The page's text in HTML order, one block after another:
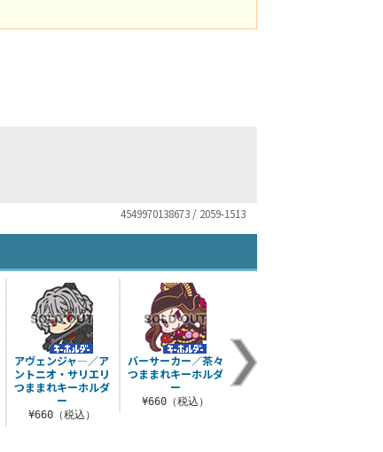
4549970138673 / 2059-1513
アヴェンジャ―／ア
ントニオ・サリエリ
つままれキーホルダ
ー
¥660（税込）
バーサーカー／茶々
つままれキーホルダ
ー
¥660（税込）